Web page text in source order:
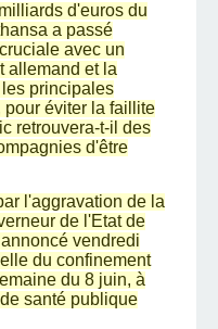
d'euros du
a passé
avec un
allemand et la
principales
éviter la faillite
retrouvera-t-il des
d'être
l'aggravation de la
de l'Etat de
vendredi
du confinement
du 8 juin, à
santé publique